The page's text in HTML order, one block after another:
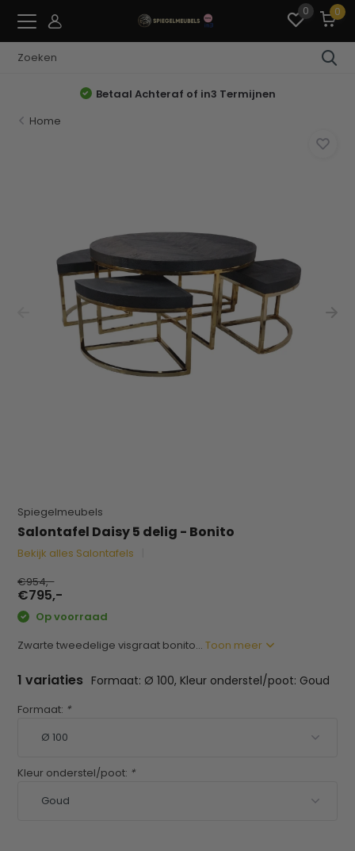
0 0
Betaal Achteraf of in3 Termijnen
Home
Spiegelmeubels
Salontafel Daisy 5 delig - Bonito
Bekijk alles Salontafels
€954,-
€795,-
Op voorraad
Zwarte tweedelige visgraat bonito...Toon meer
1 variaties Formaat: Ø 100, Kleur onderstel/poot: Goud
Formaat: *
Kleur onderstel/poot: *